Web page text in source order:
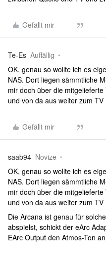
Gefällt mir
Te-Es Auffällig
OK, genau so wollte ich es
NAS. Dort liegen sämmtliche
mir doch über die
und von da aus weiter zum
Gefällt mir
saab94 Novize
OK, genau so wollte ich es
NAS. Dort liegen sämmtliche
mir doch über die
und von da aus weiter zum
Die Arcana ist genau für
abspielst, schickt der eArc
EArc Output den Atmos-Ton